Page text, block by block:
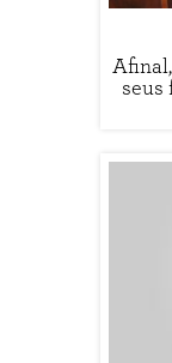
seus